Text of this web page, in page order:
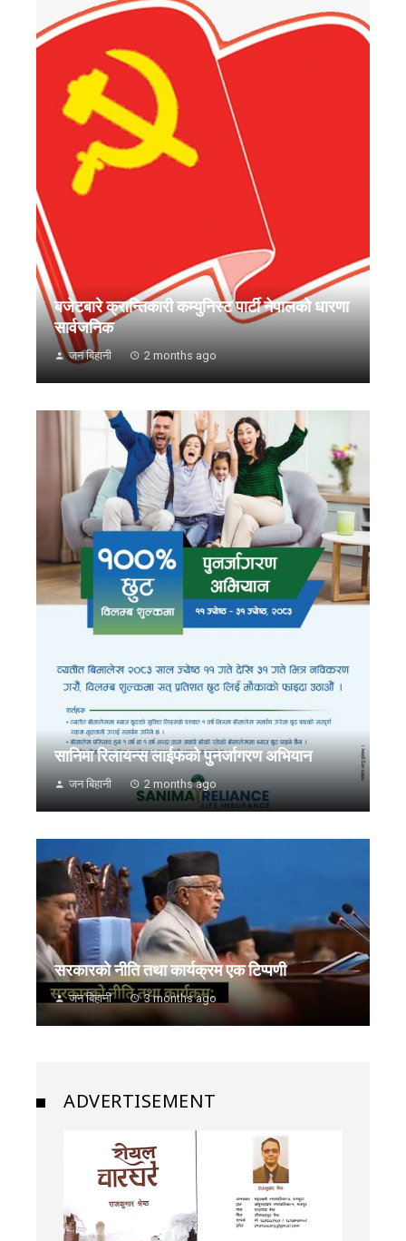
बजेटबारे क्रान्तिकारी कम्युनिस्ट पार्टी नेपालको धारणा
सार्वजनिक
जन बिहानी 2 months ago
सानिमा रिलायन्स लाईफको पुनर्जागरण अभियान
जन बिहानी 2 months ago
सरकारको नीति तथा कार्यक्रम एक टिप्पणी
जन बिहानी 3 months ago
ADVERTISEMENT